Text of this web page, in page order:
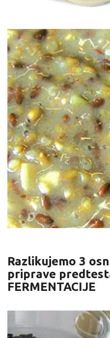
Razlikujemo 3
priprave
FERMENTACIJE